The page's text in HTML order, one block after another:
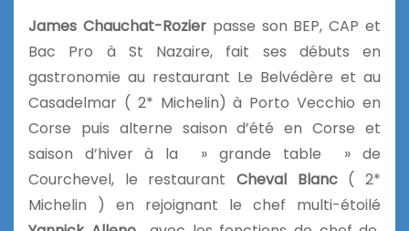
James Chauchat-Rozier passe son BEP, CAP et
Bac Pro à St Nazaire, fait ses débuts en
gastronomie au restaurant Le Belvédère et au
Casadelmar ( 2* Michelin) à Porto Vecchio en
Corse puis alterne saison d’été en Corse et
saison d’hiver à la » grande table » de
Courchevel, le restaurant Cheval Blanc( 2*
Michelin ) en rejoignant le chef multi-étoilé